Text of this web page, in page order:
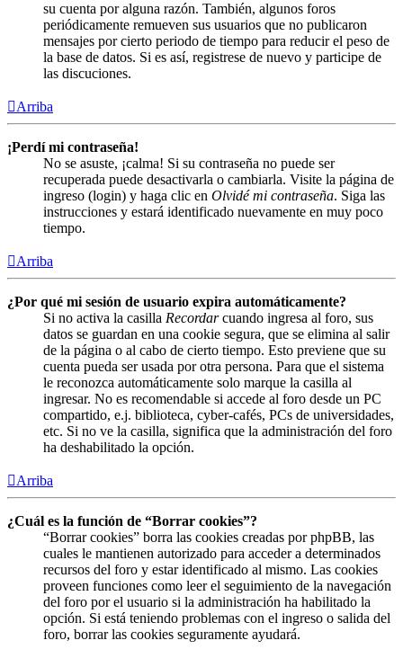
su cuenta por alguna razón. También, algunos foros
periódicamente remueven sus usuarios que no publicaron
mensajes por cierto periodo de tiempo para reducir el peso de
la base de datos. Si es así, registrese de nuevo y participe de
las discuciones.
Arriba
¡Perdí mi contraseña!
No se asuste, ¡calma! Si su contraseña no puede ser
recuperada puede desactivarla o cambiarla. Visite la página de
ingreso (login) y haga clic en Olvidé mi contraseña. Siga las
instrucciones y estará identificado nuevamente en muy poco
tiempo.
Arriba
¿Por qué mi sesión de usuario expira automáticamente?
Si no activa la casilla Recordarcuando ingresa al foro, sus
datos se guardan en una cookie segura, que se elimina al salir
de la página o al cabo de cierto tiempo. Esto previene que su
cuenta pueda ser usada por otra persona. Para que el sistema
le reconozca automáticamente solo marque la casilla al
ingresar. No es recomendable si accede al foro desde un PC
compartido, e.j. biblioteca, cyber-cafés, PCs de universidades,
etc. Si no ve la casilla, significa que la administración del foro
ha deshabilitado la opción.
Arriba
¿Cuál es la función de “Borrar cookies”?
“Borrar cookies” borra las cookies creadas por phpBB, las
cuales le mantienen autorizado para acceder a determinados
recursos del foro y estar identificado al mismo. Las cookies
proveen funciones como leer el seguimiento de la navegación
del foro por el usuario si la administración ha habilitado la
opción. Si está teniendo problemas con el ingreso o salida del
foro, borrar las cookies seguramente ayudará.